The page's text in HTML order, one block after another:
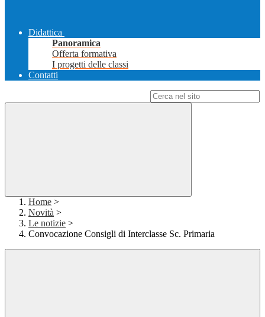
Didattica
Panoramica
Offerta formativa
I progetti delle classi
Contatti
Home >
Novità >
Le notizie >
Convocazione Consigli di Interclasse Sc. Primaria